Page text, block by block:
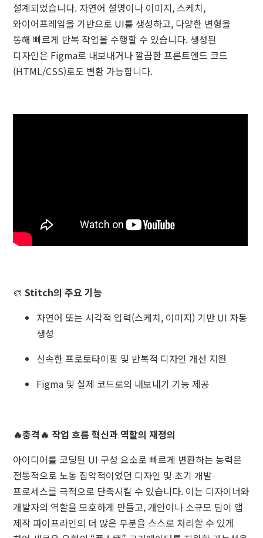
설계되었습니다. 자연어 설명이나 이미지, 스케치,
와이어프레임을 기반으로 UI를 생성하고, 다양한 변형을
통해 빠르게 반복 작업을 수행할 수 있습니다. 생성된
디자인은 Figma로 내보내거나 깔끔한 프론트엔드 코드
(HTML/CSS)로도 변환 가능합니다.
🎨 Stitch의 주요 기능
자연어 또는 시각적 입력(스케치, 이미지) 기반 UI 자동
생성
신속한 프로토타이핑 및 반복적 디자인 개선 지원
Figma 및 실제 코드로의 내보내기 기능 제공
🔥충격🔥 작업 흐름 혁신과 역할의 재정의
아이디어를 코딩된 UI 구성 요소로 빠르게 변환하는 능력은
전통적으로 노동 집약적이었던 디자인 및 초기 개발
프로세스를 극적으로 단축시킬 수 있습니다. 이는 디자이너와
개발자의 역할을 모호하게 만들고, 개인이나 소규모 팀이 앱
제작 파이프라인의 더 많은 부분을 스스로 처리할 수 있게